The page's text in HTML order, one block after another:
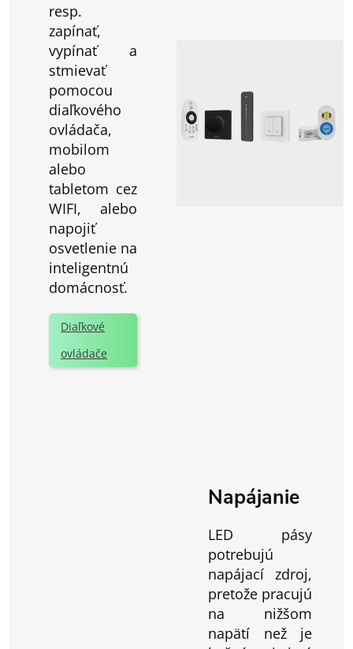
resp.
zapínať,
vypínať a
stmievať
pomocou
diaľkového
ovládača,
mobilom
alebo
tabletom cez
WIFI, alebo
napojiť
osvetlenie na
inteligentnú
domácnosť.
Diaľkové
ovládače
Napájanie
LED pásy
potrebujú
napájací zdroj,
pretože pracujú
na nižšom
napätí než je